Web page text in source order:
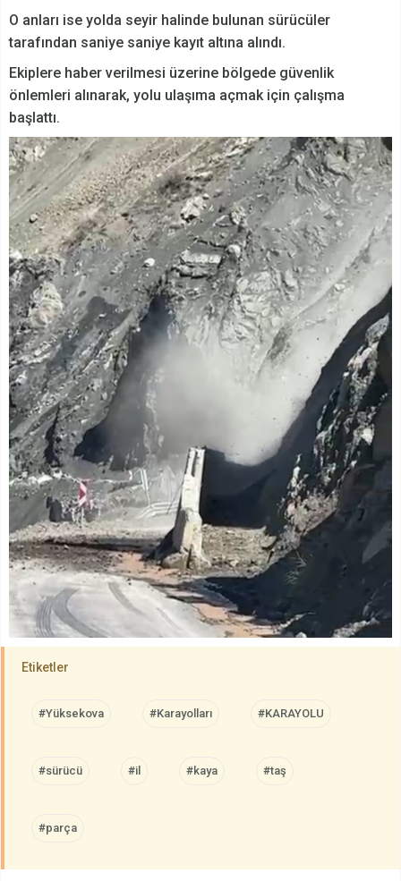
O anları ise yolda seyir halinde bulunan sürücüler
tarafından saniye saniye kayıt altına alındı.
Ekiplere haber verilmesi üzerine bölgede güvenlik
önlemleri alınarak, yolu ulaşıma açmak için çalışma
başlattı.
Etiketler
#Yüksekova #Karayolları #KARAYOLU
#sürücü #il #kaya #taş
#parça